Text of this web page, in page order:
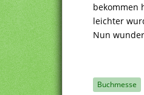
bekommen
leichter
Nun
Buchmesse